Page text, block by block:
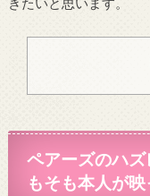
ペアーズのハ
もそも本人が